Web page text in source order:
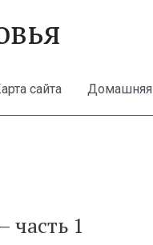
сайта Домашняя
часть 1